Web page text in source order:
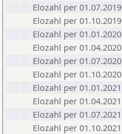
Elozahl per 01.07.2019
Elozahl per 01.10.2019
Elozahl per 01.01.2020
Elozahl per 01.04.2020
Elozahl per 01.07.2020
Elozahl per 01.10.2020
Elozahl per 01.01.2021
Elozahl per 01.04.2021
Elozahl per 01.07.2021
Elozahl per 01.10.2021